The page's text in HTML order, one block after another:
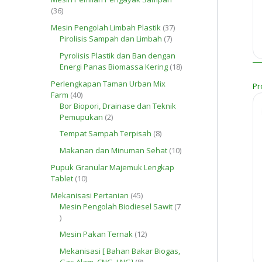
u
k
P
o
d
k
363
P
o
d
k
Mesin Pengolah Limbah Plastik 373
r
o
k
Pirolisis Sampah dan Limbah 77
r
o
k
Pyrolisis Plastik dan Ban dengan
Energi Panas Biomassa Kering 181
Perlengkapan Taman Urban Mix
Farm 404
0
P
o
d
k
Bor Biopori, Drainase dan Teknik
Pemupukan 22
r
o
u
Tempat Sampah Terpisah 88
r
o
Makanan dan Minuman Sehat 101
d
Pupuk Granular Majemuk Lengkap
Tablet 101
P
d
k
Mekanisasi Pertanian 454
5
o
d
Mesin Pengolah Biodiesel Sawit 7
7
r
o
Mesin Pakan Ternak 121
P
Mekanisasi [ Bahan Bakar Biogas,